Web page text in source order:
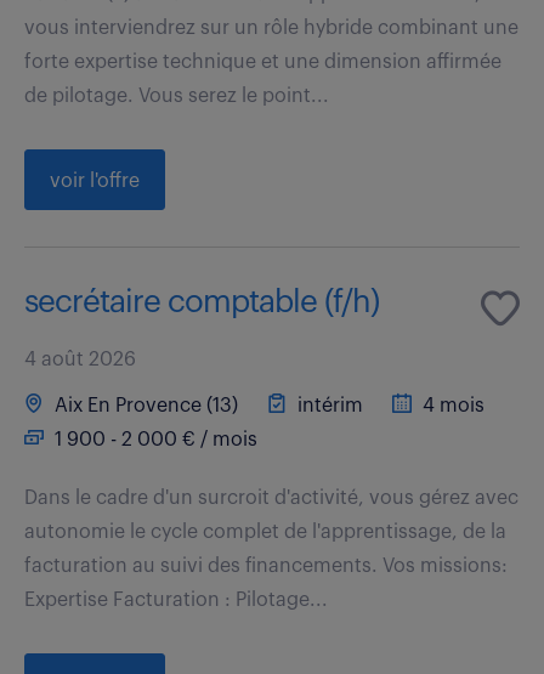
vous interviendrez sur un rôle hybride combinant une
forte expertise technique et une dimension affirmée
de pilotage. Vous serez le point...
voir l'offre
secrétaire comptable (f/h)
4 août 2026
Aix En Provence (13) intérim
4 mois
1 900 - 2 000 € / mois
Dans le cadre d'un surcroit d'activité, vous gérez avec
autonomie le cycle complet de l'apprentissage, de la
facturation au suivi des financements. Vos missions:
Expertise Facturation : Pilotage...